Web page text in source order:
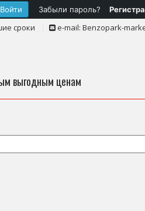
Забыли пароль?
сроки e-mail: Benzopark-
выгодным ценам